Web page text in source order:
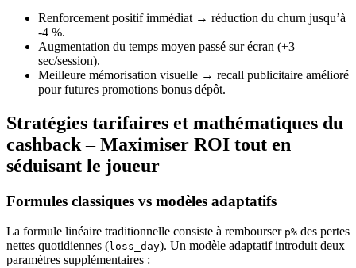
Renforcement positif immédiat → réduction du churn jusqu’à
‑4 %.
Augmentation du temps moyen passé sur écran (+3
sec/session).
Meilleure mémorisation visuelle → recall publicitaire amélioré
pour futures promotions bonus dépôt.
Stratégies tarifaires et mathématiques du
cashback – Maximiser ROI tout en
séduisant le joueur
Formules classiques vs modèles adaptatifs
La formule linéaire traditionnelle consiste à rembourser p% des pertes
nettes quotidiennes (loss_day). Un modèle adaptatif introduit deux
paramètres supplémentaires :